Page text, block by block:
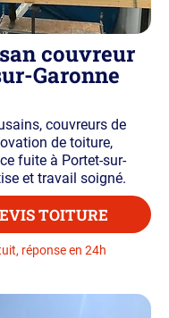
couvreur
Garonne
couvreurs de
de toiture,
fuite à Portet-sur-
et travail soigné.
TOITURE
réponse en 24h